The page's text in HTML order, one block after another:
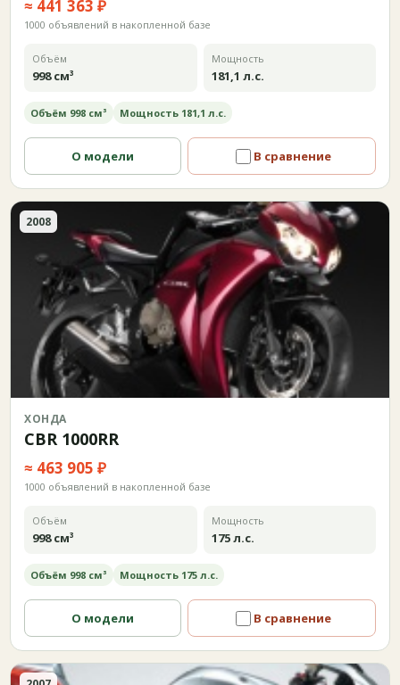
≈ 441 363 ₽
1000 объявлений в накопленной базе
Объём
998 см³
Мощность
181,1 л.с.
Объём 998 см³ Мощность 181,1 л.с.
О модели В сравнение
2008
ХОНДА
CBR 1000RR
≈ 463 905 ₽
1000 объявлений в накопленной базе
Объём
998 см³
Мощность
175 л.с.
Объём 998 см³ Мощность 175 л.с.
О модели В сравнение